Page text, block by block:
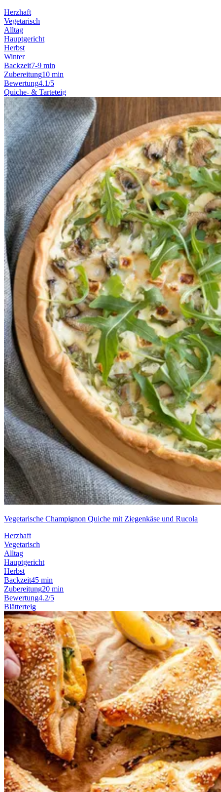
Herzhaft
Vegetarisch
Alltag
Hauptgericht
Herbst
Winter
Backzeit7-9 min
Zubereitung10 min
Bewertung4.1/5
Quiche- & Tarteteig
Vegetarische Champignon Quiche mit Ziegenkäse und Rucola
Herzhaft
Vegetarisch
Alltag
Hauptgericht
Herbst
Backzeit45 min
Zubereitung20 min
Bewertung4.2/5
Blätterteig